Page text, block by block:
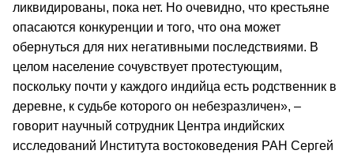
ликвидированы, пока нет. Но очевидно, что крестьяне
опасаются конкуренции и того, что она может
обернуться для них негативными последствиями. В
целом население сочувствует протестующим,
поскольку почти у каждого индийца есть родственник в
деревне, к судьбе которого он небезразличен», –
говорит научный сотрудник Центра индийских
исследований Института востоковедения РАН Сергей